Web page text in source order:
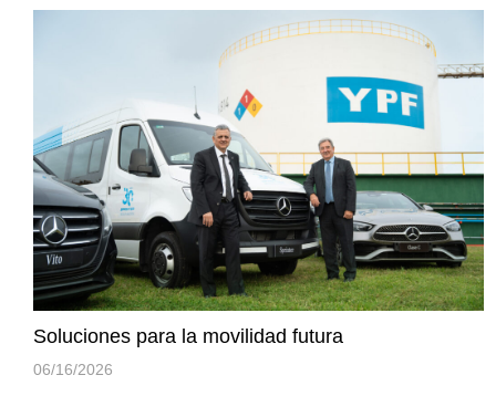
Soluciones para la movilidad futura
06/16/2026